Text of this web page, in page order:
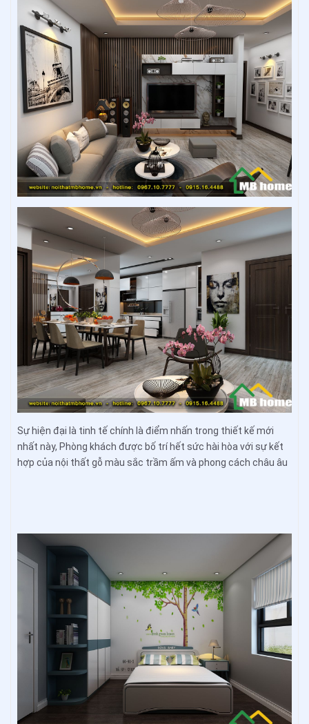
Sự hiện đại là tinh tế chính là điểm nhấn trong thiết kế mới
nhất này, Phòng khách được bố trí hết sức hài hòa với sự kết
hợp của nội thất gỗ màu sắc trầm ấm và phong cách châu âu